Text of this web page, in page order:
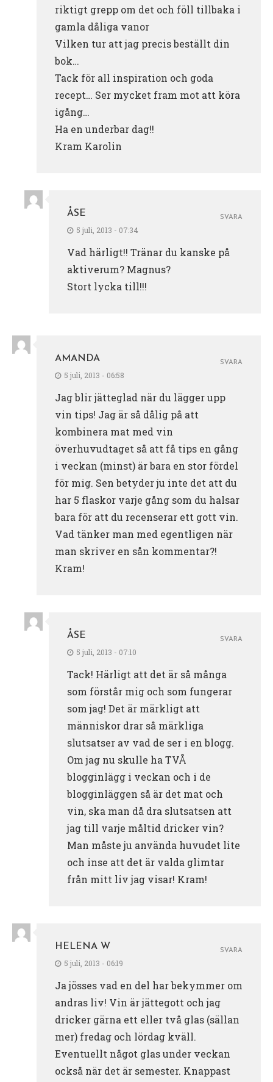
riktigt grepp om det och föll tillbaka i
gamla dåliga vanor
Vilken tur att jag precis beställt din
bok…
Tack för all inspiration och goda
recept… Ser mycket fram mot att köra
igång…
Ha en underbar dag!!
Kram Karolin
ÅSE
5 juli, 2013 - 07:34
Vad härligt!! Tränar du kanske på
aktiverum? Magnus?
Stort lycka till!!!
SVARA
AMANDA
5 juli, 2013 - 06:58
Jag blir jätteglad när du lägger upp
vin tips! Jag är så dålig på att
kombinera mat med vin
överhuvudtaget så att få tips en gång
i veckan (minst) är bara en stor fördel
för mig. Sen betyder ju inte det att du
har 5 flaskor varje gång som du halsar
bara för att du recenserar ett gott vin.
Vad tänker man med egentligen när
man skriver en sån kommentar?!
Kram!
SVARA
ÅSE
5 juli, 2013 - 07:10
Tack! Härligt att det är så många
som förstår mig och som fungerar
som jag! Det är märkligt att
människor drar så märkliga
slutsatser av vad de ser i en blogg.
Om jag nu skulle ha TVÅ
blogginlägg i veckan och i de
blogginläggen så är det mat och
vin, ska man då dra slutsatsen att
jag till varje måltid dricker vin?
Man måste ju använda huvudet lite
och inse att det är valda glimtar
från mitt liv jag visar! Kram!
SVARA
HELENA W
5 juli, 2013 - 06:19
Ja jösses vad en del har bekymmer om
andras liv! Vin är jättegott och jag
dricker gärna ett eller två glas (sällan
mer) fredag och lördag kväll.
Eventuellt något glas under veckan
också när det är semester. Knappast
SVARA